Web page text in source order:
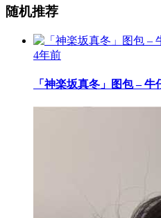
随机推荐
4年前
「神楽坂真冬」图包 –